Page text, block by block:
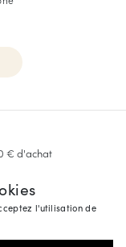
l'utilisation de
€ d'achat